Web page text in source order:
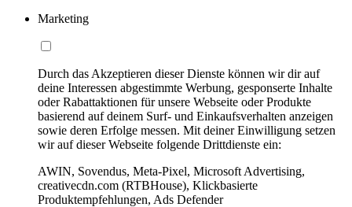
Marketing
Durch das Akzeptieren dieser Dienste können wir dir auf
deine Interessen abgestimmte Werbung, gesponserte Inhalte
oder Rabattaktionen für unsere Webseite oder Produkte
basierend auf deinem Surf- und Einkaufsverhalten anzeigen
sowie deren Erfolge messen. Mit deiner Einwilligung setzen
wir auf dieser Webseite folgende Drittdienste ein:
AWIN, Sovendus, Meta-Pixel, Microsoft Advertising,
creativecdn.com (RTBHouse), Klickbasierte
Produktempfehlungen, Ads Defender